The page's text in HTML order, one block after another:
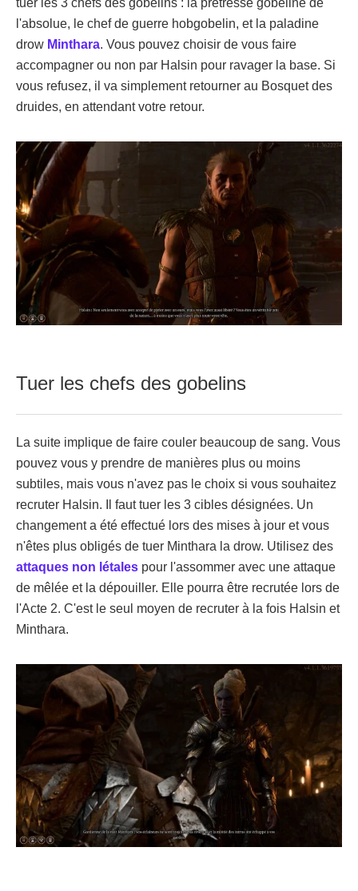
tuer les 3 chefs des gobelins : la prêtresse gobeline de
l'absolue, le chef de guerre hobgobelin, et la paladine
drow Minthara. Vous pouvez choisir de vous faire
accompagner ou non par Halsin pour ravager la base. Si
vous refusez, il va simplement retourner au Bosquet des
druides, en attendant votre retour.
Tuer les chefs des gobelins
La suite implique de faire couler beaucoup de sang. Vous
pouvez vous y prendre de manières plus ou moins
subtiles, mais vous n'avez pas le choix si vous souhaitez
recruter Halsin. Il faut tuer les 3 cibles désignées. Un
changement a été effectué lors des mises à jour et vous
n'êtes plus obligés de tuer Minthara la drow. Utilisez des
attaques non létales pour l'assommer avec une attaque
de mêlée et la dépouiller. Elle pourra être recrutée lors de
l'Acte 2. C'est le seul moyen de recruter à la fois Halsin et
Minthara.